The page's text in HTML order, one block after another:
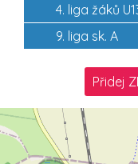
4. liga žáků
9. liga sk. A
Přidej